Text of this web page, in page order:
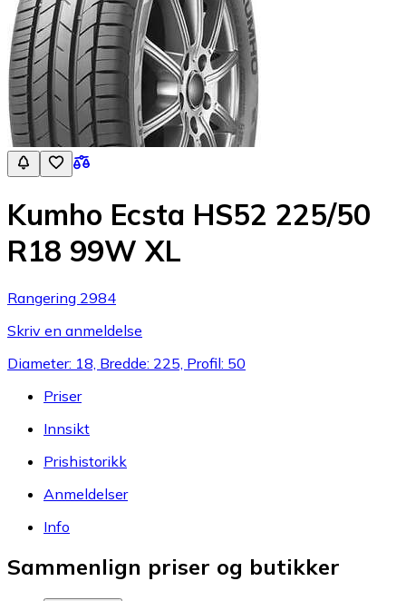
Kumho Ecsta HS52 225/50
R18 99W XL
Rangering 2984
Skriv en anmeldelse
Diameter: 18, Bredde: 225, Profil: 50
Priser
Innsikt
Prishistorikk
Anmeldelser
Info
Sammenlign priser og butikker